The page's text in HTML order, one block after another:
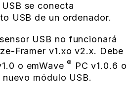
se conecta
USB de un ordenador.
USB no funcionará
Framer v1.xo v2.x. Debe
o emWave ® PC v1.0.6 o
módulo USB.